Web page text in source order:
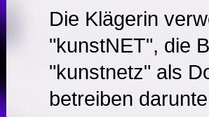
Die Klägerin
"kunstNET", die
"kunstnetz" als
betreiben